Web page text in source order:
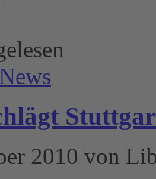
News
2010 von